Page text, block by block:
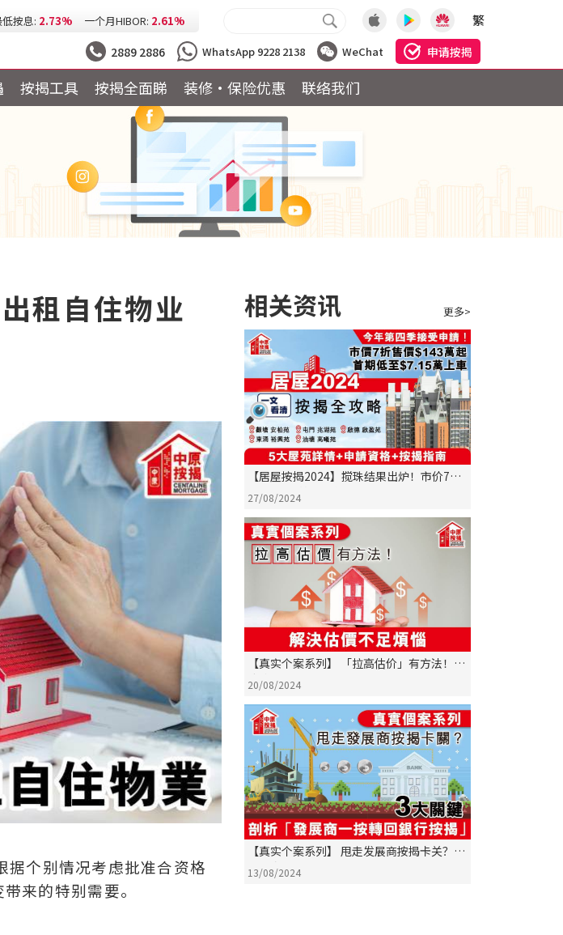
按息: 2.73% 一个月HIBOR: 2.61%
今日最低H按: 3.25%
繁
2889 2886 WhatsApp 9228 2138 WeChat 申请按揭
按揭工具 按揭全面睇 装修·保险优惠 联络我们
租自住物业
据个别情况考虑批准合资格
来的特别需要。
相关资讯 更多>
【居屋按揭2024】搅珠结果出炉！市价7折
$7.15万起首期上车！ 一文看清5大屋苑详情
+申请资格+按揭指南
27/08/2024
【真实个案系列】 「拉高估价」有方法！解
决估价不足烦恼
20/08/2024
【真实个案系列】 甩走发展商按揭卡关？剖
析「发展商一按转回银行按揭」3大关键！
13/08/2024